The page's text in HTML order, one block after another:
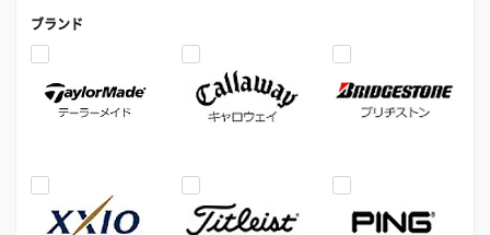
ブランド